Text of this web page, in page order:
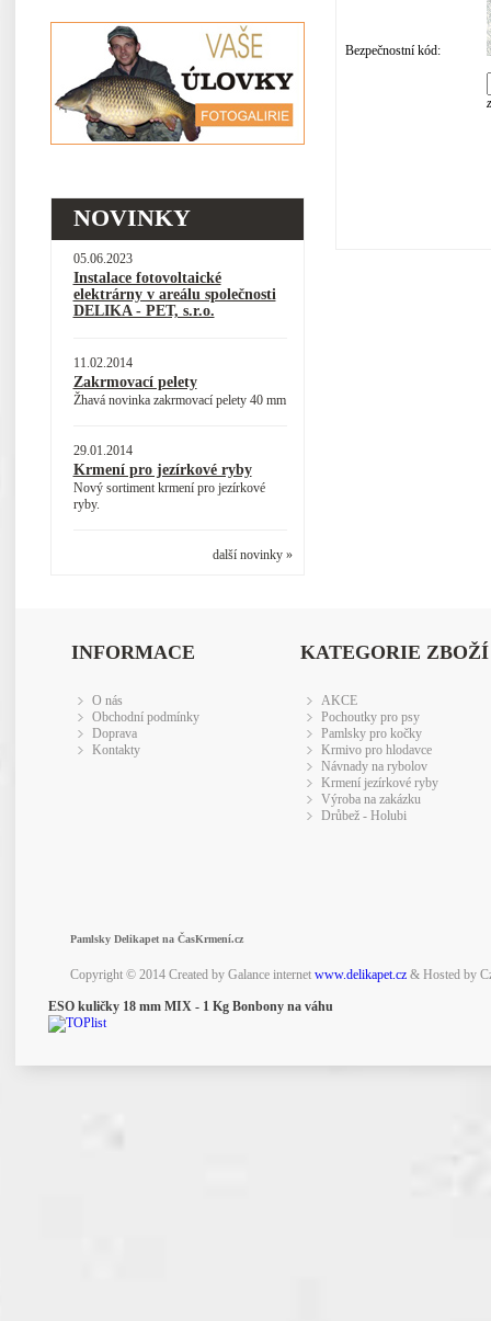
NOVINKY
05.06.2023
Instalace fotovoltaické
elektrárny v areálu společnosti
DELIKA - PET, s.r.o.
11.02.2014
Zakrmovací pelety
Žhavá novinka zakrmovací pelety 40 mm
29.01.2014
Krmení pro jezírkové ryby
Nový sortiment krmení pro jezírkové
ryby.
další novinky »
Bezpečnostní kód:
INFORMACE
O nás
Obchodní podmínky
Doprava
Kontakty
KATEGORIE ZBOŽÍ
AKCE
Pochoutky pro psy
Pamlsky pro kočky
Krmivo pro hlodavce
Návnady na rybolov
Krmení jezírkové ryby
Výroba na zakázku
Drůbež - Holubi
Pamlsky Delikapet na ČasKrmení.cz
Copyright © 2014 Created by Galance internet www.delikapet.cz& Hosted by
ESO kuličky 18 mm MIX - 1 Kg Bonbony na váhu